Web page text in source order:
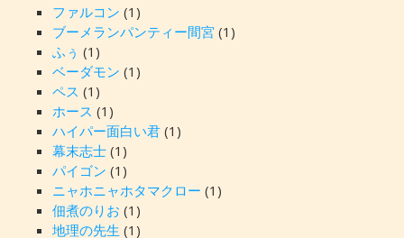
ファルコン (1)
ブーメランパンティー間宮 (1)
ふぅ (1)
ベーダモン (1)
ペス (1)
ホース (1)
ハイパー面白い君(1)
幕末志士(1)
パイゴン (1)
ニャホニャホタマクロー (1)
佃煮のりお (1)
地理の先生 (1)